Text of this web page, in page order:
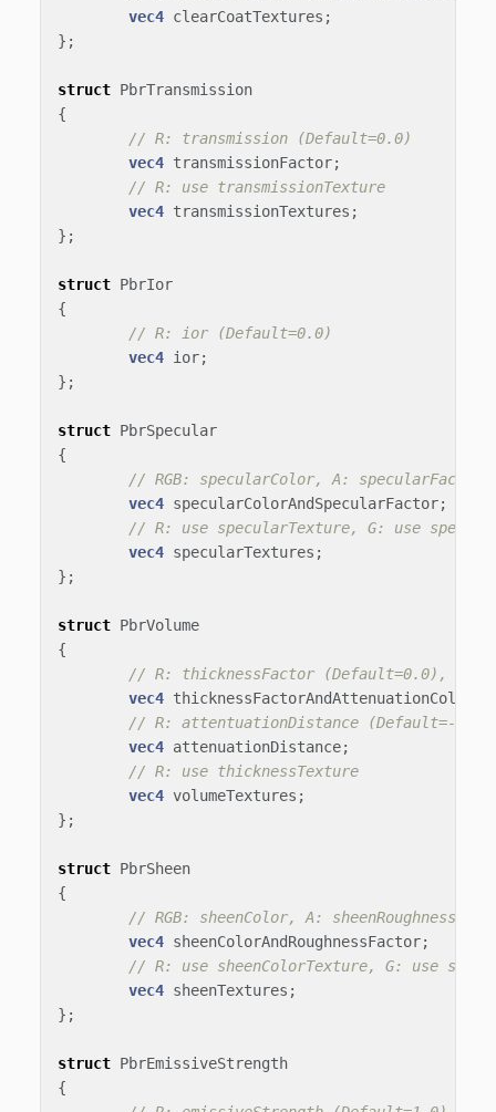
vec4 clearCoatTextures ;
};
struct PbrTransmission
{
// R: transmission (Default=0.0)
vec4 transmissionFactor;
// R: use transmissionTexture
vec4 transmissionTextures ;
};
struct PbrIor
{
// R: ior (Default=0.0)
vec4 ior;
};
struct PbrSpecular
{
// RGB: specularColor, A: specularFactor
vec4 specularColorAndSpecularFactor;
// R: use specularTexture, G: use
vec4 specularTextures ;
};
struct PbrVolume
{
// R: thicknessFactor (Default=0.0),
vec4 thicknessFactorAndAttenuationColor
// R: attentuationDistance (Default=-1.0)
vec4 attenuationDistance;
// R: use thicknessTexture
vec4 volumeTextures ;
};
struct PbrSheen
{
// RGB: sheenColor, A:
vec4 sheenColorAndRoughnessFactor;
// R: use sheenColorTexture, G: use
vec4 sheenTextures ;
};
struct PbrEmissiveStrength
{